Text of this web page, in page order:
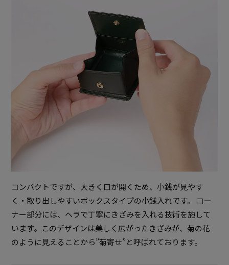
コンパクトですが、大きく口が開くため、小銭が見やす
く・取り出しやすいボックスタイプの小銭入れです。 コー
ナー部分には、ヘラで丁寧にきざみを入れる技術を施して
います。このデザインは美しく広がったきざみが、菊の花
のように見えることから”菊寄せ”と呼ばれております。